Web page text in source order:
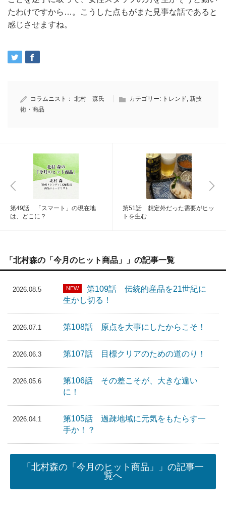
たわけですから…。こうした点もがまた見事な話であると
感じさせますね。
コラムニスト： 北村 森氏 カテゴリー: トレンド, 新技
術・商品
第49話 「スマート」の現在地
は、どこに？
第51話 想定外だった需要がヒッ
トを生む
「北村森の「今月のヒット商品」」の記事一覧
2026.08.5 NEW
第109話 伝統的産品を21世紀に
生かし切る！
2026.07.1 第108話 原点を大事にしたからこそ！
2026.06.3 第107話 目標クリアのための道のり！
2026.05.6
第106話 その差こそが、大きな違い
に！
2026.04.1
第105話 過疎地域に元気をもたらす一
手か！？
「北村森の「今月のヒット商品」」の記事一
覧へ